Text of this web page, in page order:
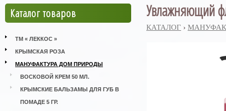
Каталог товаров
ТМ « ЛЕККОС »
КРЫМСКАЯ РОЗА
МАНУФАКТУРА ДОМ ПРИРОДЫ
ВОСКОВОЙ КРЕМ 50 МЛ.
КРЫМСКИЕ БАЛЬЗАМЫ ДЛЯ ГУБ В
ПОМАДЕ 5 ГР.
Увлажняющий
КАТАЛОГ ›